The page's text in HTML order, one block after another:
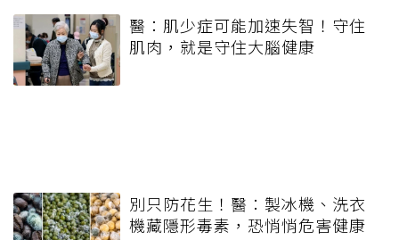
醫：肌少症可能加速失智！守住
肌肉，就是守住大腦健康
別只防花生！醫：製冰機、洗衣
機藏隱形毒素，恐悄悄危害健康